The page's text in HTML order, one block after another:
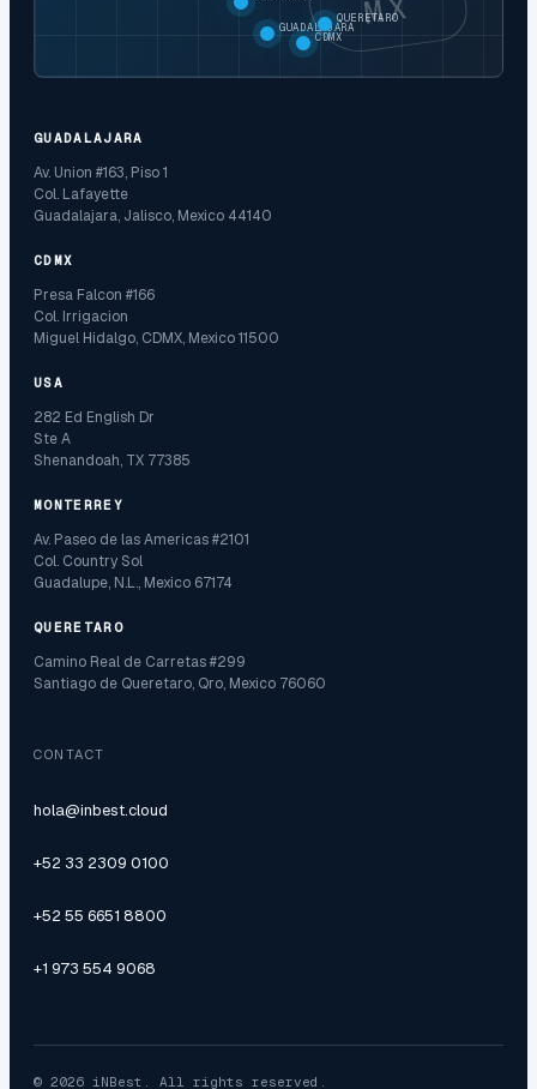
MX
GUADALAJARA
CDMX
QUERETARO
GUADALAJARA
Av. Union #163, Piso 1
Col. Lafayette
Guadalajara, Jalisco, Mexico 44140
CDMX
Presa Falcon #166
Col. Irrigacion
Miguel Hidalgo, CDMX, Mexico 11500
USA
282 Ed English Dr
Ste A
Shenandoah, TX 77385
MONTERREY
Av. Paseo de las Americas #2101
Col. Country Sol
Guadalupe, N.L., Mexico 67174
QUERETARO
Camino Real de Carretas #299
Santiago de Queretaro, Qro, Mexico 76060
CONTACT
hola@inbest.cloud
+52 33 2309 0100
+52 55 6651 8800
+1 973 554 9068
© 2026 iNBest. All rights reserved.